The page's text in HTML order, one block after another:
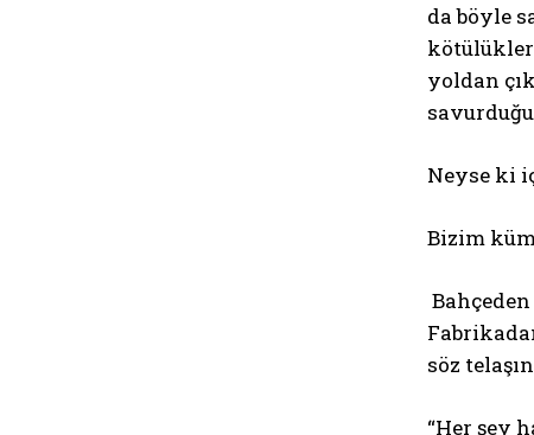
da böyle
yoldan
Neyse ki
Bizim
söz
“Her şey